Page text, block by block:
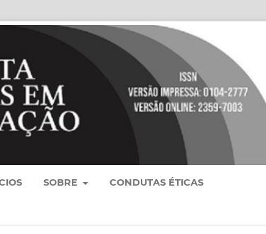
SOBRE CONDUTAS ÉTICAS